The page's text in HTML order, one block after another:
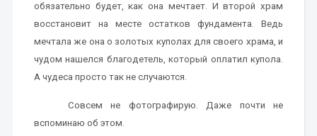
обязательно будет, как она мечтает. И второй храм
восстановит на месте остатков фундамента. Ведь
мечтала же она о золотых куполах для своего храма, и
чудом нашелся благодетель, который оплатил купола.
А чудеса просто так не случаются.
Совсем не фотографирую. Даже почти не
вспоминаю об этом.